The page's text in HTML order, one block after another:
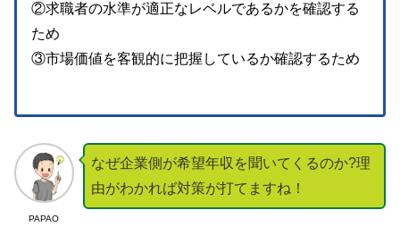
②求職者の水準が適正なレベルであるかを確認する
ため
③市場価値を客観的に把握しているか確認するため
PAPAO
なぜ企業側が希望年収を聞いてくるのか?理
由がわかれば対策が打てますね！